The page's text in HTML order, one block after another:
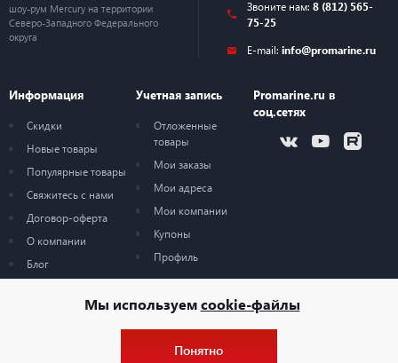
Мы используемcookie-файлы
Понятно
шоу-рум Mercury на территории
Северо-Западного Федерального
округа
Звоните нам: 8 (812) 565-
75-25
E-mail: info@promarine.ru
Информация
Скидки
Новые товары
Популярные товары
Свяжитесь с нами
Договор-оферта
О компании
Блог
Учетная запись
Отложенные
товары
Мои заказы
Мои адреса
Мои компании
Купоны
Профиль
Promarine.ru в
соц.сетях